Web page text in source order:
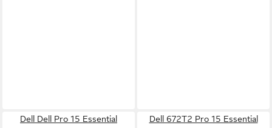
Dell Dell Pro 15 Essential
Dell 672T2 Pro 15 Essential